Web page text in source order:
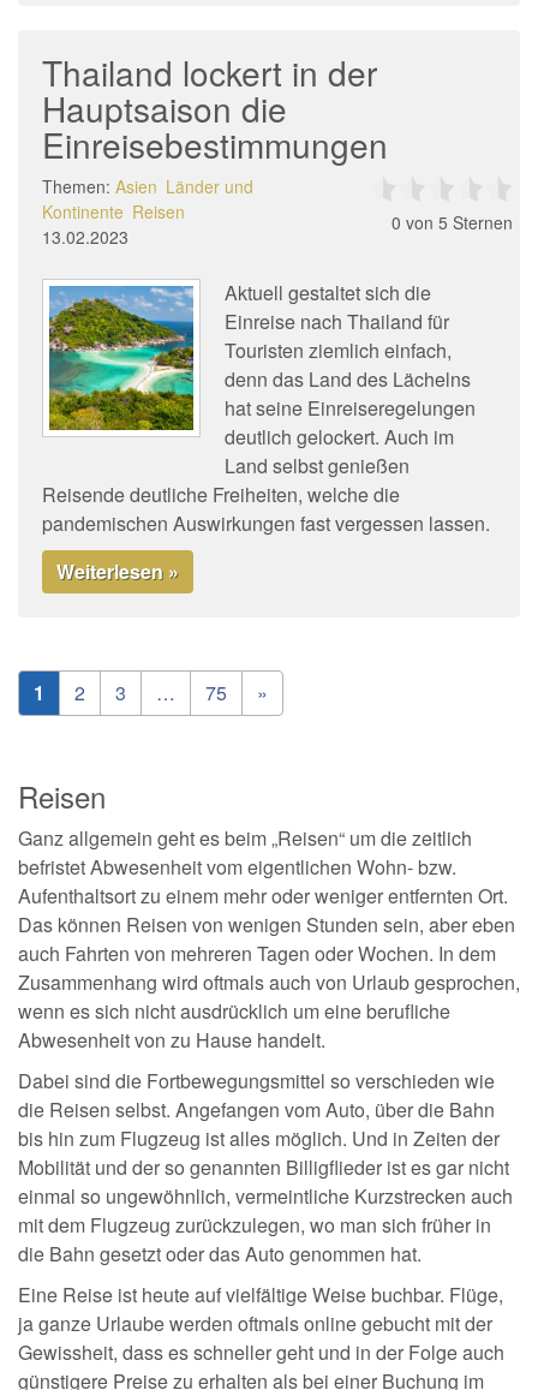
Thailand lockert in der
Hauptsaison die
Einreisebestimmungen
Themen: Asien Länder und
Kontinente Reisen
13.02.2023
0 von 5 Sternen
Aktuell gestaltet sich die
Einreise nach Thailand für
Touristen ziemlich einfach,
denn das Land des Lächelns
hat seine Einreiseregelungen
deutlich gelockert. Auch im
Land selbst genießen
Reisende deutliche Freiheiten, welche die
pandemischen Auswirkungen fast vergessen lassen.
Weiterlesen »
1 2 3 … 75 »
Reisen
Ganz allgemein geht es beim „Reisen“ um die zeitlich
befristet Abwesenheit vom eigentlichen Wohn- bzw.
Aufenthaltsort zu einem mehr oder weniger entfernten Ort.
Das können Reisen von wenigen Stunden sein, aber eben
auch Fahrten von mehreren Tagen oder Wochen. In dem
Zusammenhang wird oftmals auch von Urlaub gesprochen,
wenn es sich nicht ausdrücklich um eine berufliche
Abwesenheit von zu Hause handelt.
Dabei sind die Fortbewegungsmittel so verschieden wie
die Reisen selbst. Angefangen vom Auto, über die Bahn
bis hin zum Flugzeug ist alles möglich. Und in Zeiten der
Mobilität und der so genannten Billigflieder ist es gar nicht
einmal so ungewöhnlich, vermeintliche Kurzstrecken auch
mit dem Flugzeug zurückzulegen, wo man sich früher in
die Bahn gesetzt oder das Auto genommen hat.
Eine Reise ist heute auf vielfältige Weise buchbar. Flüge,
ja ganze Urlaube werden oftmals online gebucht mit der
Gewissheit, dass es schneller geht und in der Folge auch
günstigere Preise zu erhalten als bei einer Buchung im